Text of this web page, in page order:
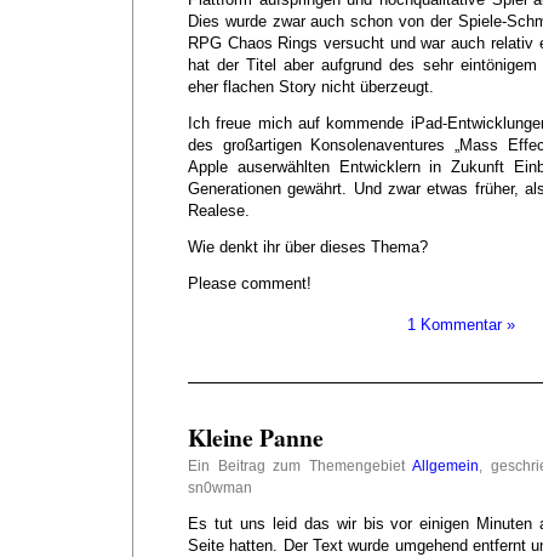
Dies wurde zwar auch schon von der Spiele-
RPG Chaos Rings versucht und war auch relativ
hat der Titel aber aufgrund des sehr
eher flachen Story nicht überzeugt.
Ich freue mich auf kommende iPad-
des großartigen Konsolenaventures „Mass
Apple auserwählten Entwicklern in Zukunft
Generationen gewährt. Und zwar etwas früher,
Realese.
Wie denkt ihr über dieses Thema?
Please comment!
1 Kommentar »
Kleine Panne
Ein Beitrag zum Themengebiet Allgemein,
sn0wman
Es tut uns leid das wir bis vor einigen Minuten
Seite hatten. Der Text wurde umgehend entfernt